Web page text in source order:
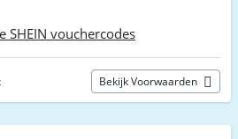
SHEIN vouchercodes
Bekijk Voorwaarden